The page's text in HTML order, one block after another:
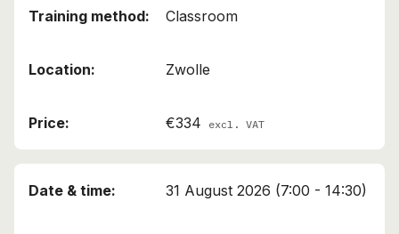
Classroom
Zwolle
€334 excl. VAT
31 August 2026 (7:00 - 14:30)